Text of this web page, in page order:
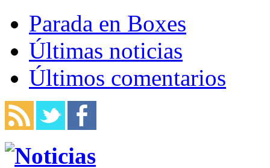
Parada en Boxes
Últimas noticias
Últimos comentarios